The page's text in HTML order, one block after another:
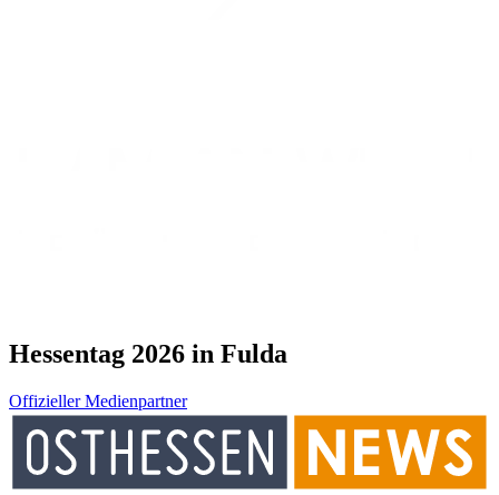
Hessentag 2026 in Fulda
Offizieller Medienpartner